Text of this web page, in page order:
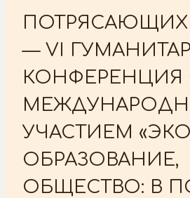
ПОТРЯСАЮЩИХ
— VI
КОНФЕРЕНЦИЯ
УЧАСТИЕМ
ОБРАЗОВАНИЕ,
ОБЩЕСТВО: В